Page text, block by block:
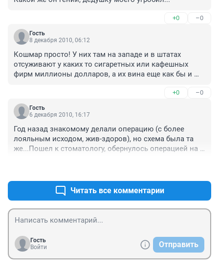
+0 –0
Гость
8 декабря 2010, 06:12
Кошмар просто! У них там на западе и в штатах
отсуживают у каких то сигаретных или кафешных
фирм миллионы долларов, а их вина еще как бы и
в судах и выигрывают процессы. А тут женщина
цвела и так ее загубить. да она может с этим всю
жизнь прожила, если бы не долбаные медики со
весь организм, сбили с толку женщину и теперь что?
да пусть пожизненно платят содержание и достойное
- с приличным мед.обслуживанием этой несчастной
надо начинать! И давно!
+0 –0
Гость
6 декабря 2010, 16:17
Год назад знакомому делали операцию (с более
лояльным исходом, жив-здоров), но схема была та
же...Пошел к стоматологу, обернулось операцией на
Читать все комментарии
Гость
Войти
Отправить